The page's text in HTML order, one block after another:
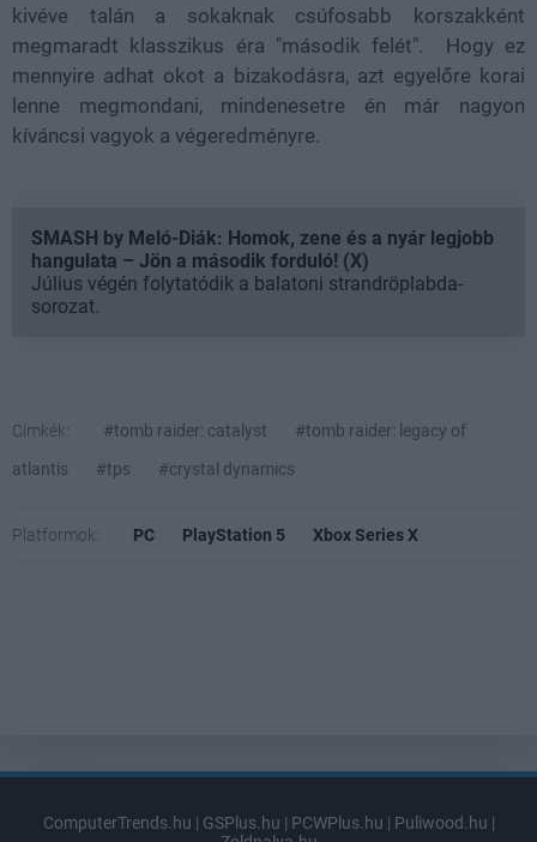
kivéve talán a sokaknak csúfosabb korszakként
megmaradt klasszikus éra "második felét". Hogy ez
mennyire adhat okot a bizakodásra, azt egyelőre korai
lenne megmondani, mindenesetre én már nagyon
kíváncsi vagyok a végeredményre.
SMASH by Meló-Diák: Homok, zene és a nyár legjobb
hangulata – Jön a második forduló! (X)
Július végén folytatódik a balatoni strandröplabda-
sorozat.
Címkék: #tomb raider: catalyst
#tomb raider: legacy of
atlantis
#tps #crystal dynamics
Platformok: PC PlayStation 5 Xbox Series X
ComputerTrends.hu | GSPlus.hu | PCWPlus.hu | Puliwood.hu |